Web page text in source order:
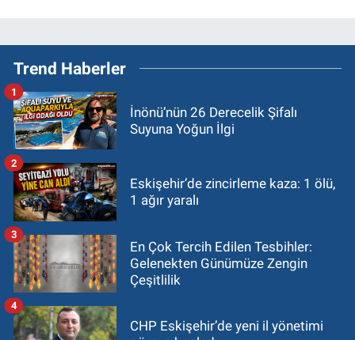
Trend Haberler
İnönü’nün 26 Derecelik Şifalı
Suyuna Yoğun İlgi
1
Eskişehir’de zincirleme kaza: 1 ölü,
1 ağır yaralı
2
En Çok Tercih Edilen Tesbihler:
Gelenekten Günümüze Zengin
Çeşitlilik
3
CHP Eskişehir’de yeni il yönetimi
4